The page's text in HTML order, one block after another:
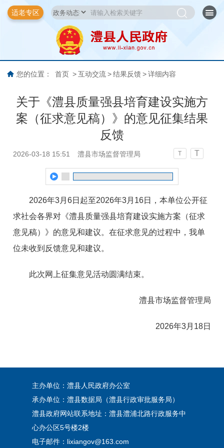
适老专区
您的位置： 首页 > 互动交流 > 结果反馈 > 详细内容
关于《澧县质量强县培育建设实施方
案（征求意见稿）》的意见征集结果
反馈
2026-03-18 15:51 澧县市场监督管理局 T T
2026年3月6日起至2026年3月16日，本单位公开征
求社会各界对《澧县质量强县培育建设实施方案（征求
意见稿）》的意见和建议。在征求意见的过程中，我单
位未收到反馈意见和建议。
此次网上征集意见活动圆满结束。
澧县市场监督管理局
2026年3月18日
主办单位：澧县人民政府办公室
承办单位：澧县数据局（澧县行政审批服务局）
澧县政府网站联系地址：澧县澧浦北路行政服务中
心办公区5号楼2楼
电子邮件：lixiangov@163.com